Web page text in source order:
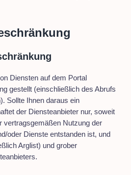
Diensten auf dem Portal
gestellt (einschließlich des Abrufs
Sollte Ihnen daraus ein
der Diensteanbieter nur, soweit
vertragsgemäßen Nutzung der
oder Dienste entstanden ist, und
Arglist) und grober